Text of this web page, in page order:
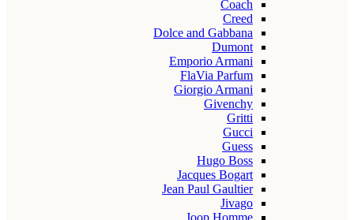
Coach
Creed
Dolce and Gabbana
Dumont
Emporio Armani
FlaVia Parfum
Giorgio Armani
Givenchy
Gritti
Gucci
Guess
Hugo Boss
Jacques Bogart
Jean Paul Gaultier
Jivago
Joop Homme